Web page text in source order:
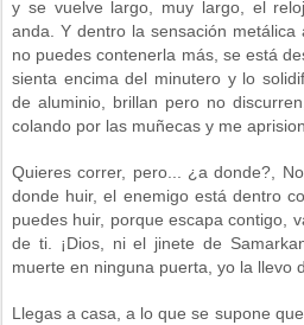
y se vuelve largo, muy largo, el
anda. Y dentro la sensación
no puedes contenerla más, se está
sienta encima del minutero y lo
de aluminio, brillan pero no
colando por las muñecas y me
Quieres correr, pero... ¿a donde?,
donde huir, el enemigo está dentro
puedes huir, porque escapa contigo,
de ti. ¡Dios, ni el jinete de
muerte en ninguna puerta, yo la llevo
Llegas a casa, a lo que se supone